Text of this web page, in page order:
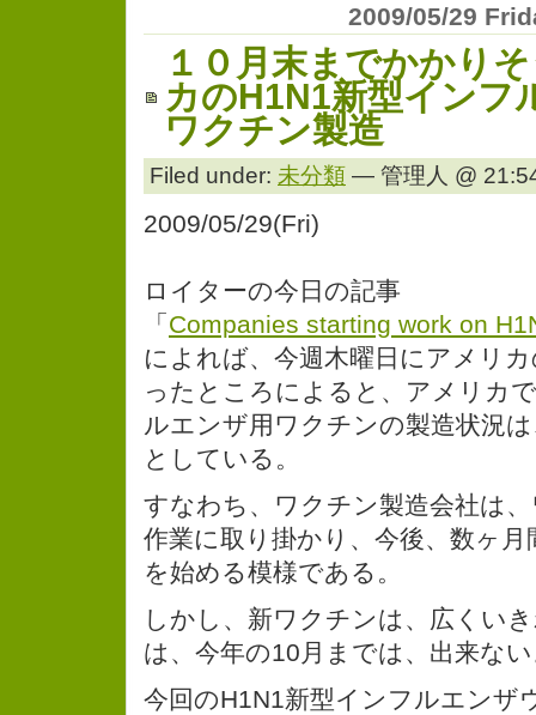
2009/05/29
１０月末までかかり
カのH1N1新型インフ
ワクチン製造
Filed under: 未分類 — 管理人 @
2009/05/29(Fri)
ロイターの今日の記事
「 Companies starting work on
によれば、今週木曜日にアメリ
ったところによると、アメリカ
ルエンザ用ワクチンの製造状況
としている。
すなわち、ワクチン製造会社は
作業に取り掛かり、今後、数ヶ
を始める模様である。
しかし、新ワクチンは、広くい
は、今年の10月までは、出来な
今回のH1N1新型インフルエンザ